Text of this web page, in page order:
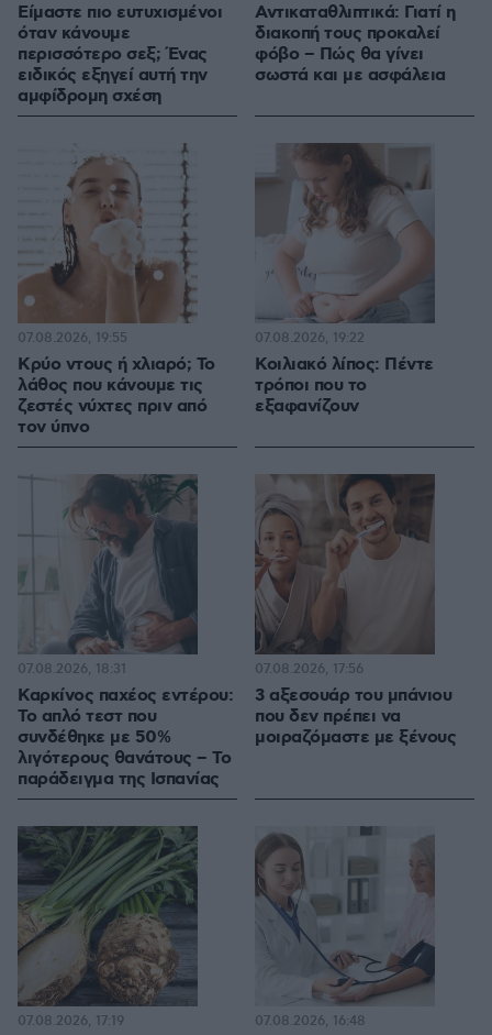
Είμαστε πιο ευτυχισμένοι
όταν κάνουμε
περισσότερο σεξ; Ένας
ειδικός εξηγεί αυτή την
αμφίδρομη σχέση
Αντικαταθλιπτικά: Γιατί η
διακοπή τους προκαλεί
φόβο – Πώς θα γίνει
σωστά και με ασφάλεια
Κρύο ντους ή χλιαρό; Το
λάθος που κάνουμε τις
ζεστές νύχτες πριν από
τον ύπνο
07.08.2026, 19:55
Κοιλιακό λίπος: Πέντε
τρόποι που το
εξαφανίζουν
07.08.2026, 19:22
Καρκίνος παχέος εντέρου:
Το απλό τεστ που
συνδέθηκε με 50%
λιγότερους θανάτους – Το
παράδειγμα της Ισπανίας
07.08.2026, 18:31
3 αξεσουάρ του μπάνιου
που δεν πρέπει να
μοιραζόμαστε με ξένους
07.08.2026, 17:56
07.08.2026, 17:19 07.08.2026, 16:48